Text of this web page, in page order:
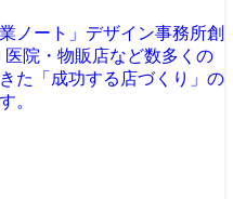
ノート」 デザイン事務所創
院・物販店など数多くの
た「成功する店づくり」の
。